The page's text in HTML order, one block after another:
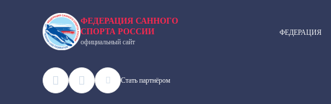
ФЕДЕРАЦИЯ САННОГО
СПОРТА РОССИИ
официальный сайт
ФЕДЕРАЦИЯ
Cтать партнёром